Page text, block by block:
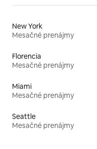
New York
Mesačné prenájmy
Florencia
Mesačné prenájmy
Miami
Mesačné prenájmy
Seattle
Mesačné prenájmy